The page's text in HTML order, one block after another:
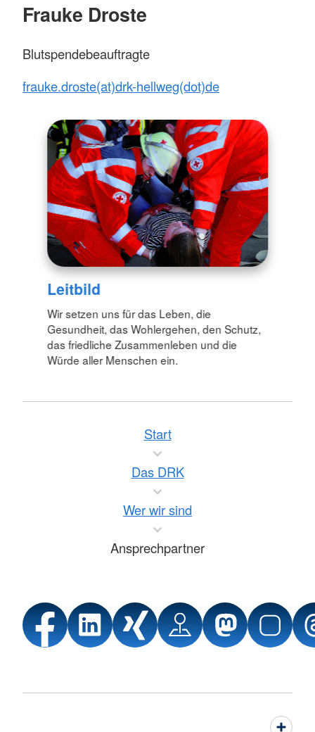
Frauke Droste
Blutspendebeauftragte
frauke.droste(at)drk-hellweg(dot)de
Leitbild
Wir setzen uns für das Leben, die
Gesundheit, das Wohlergehen, den Schutz,
das friedliche Zusammenleben und die
Würde aller Menschen ein.
Start
Das DRK
Wer wir sind
Ansprechpartner